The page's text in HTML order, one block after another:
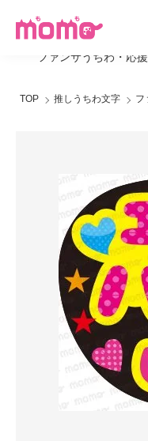
ファンサうちわ・応
TOP 推しうちわ文字 フ